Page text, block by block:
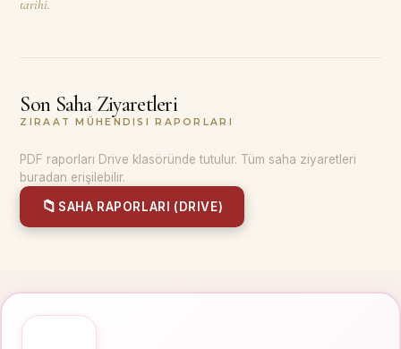
tarihi.
Son Saha Ziyaretleri
ZIRAAT MÜHENDISI RAPORLARI
PDF raporları Drive klasöründe tutulur. Tüm saha ziyaretleri
buradan erişilebilir.
📁 SAHA RAPORLARI (DRIVE)